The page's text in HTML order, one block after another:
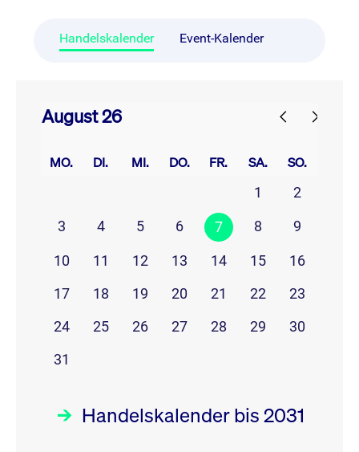
Handelskalender Event-Kalender
August 26
MO. DI. MI. DO. FR. SA. SO.
1
2
3
4 5 6 7 8 9
10 11 12 13 14 15
16
17
18 19 20 21 22
23
24
25 26 27 28 29
30
31
Handelskalender bis 2031